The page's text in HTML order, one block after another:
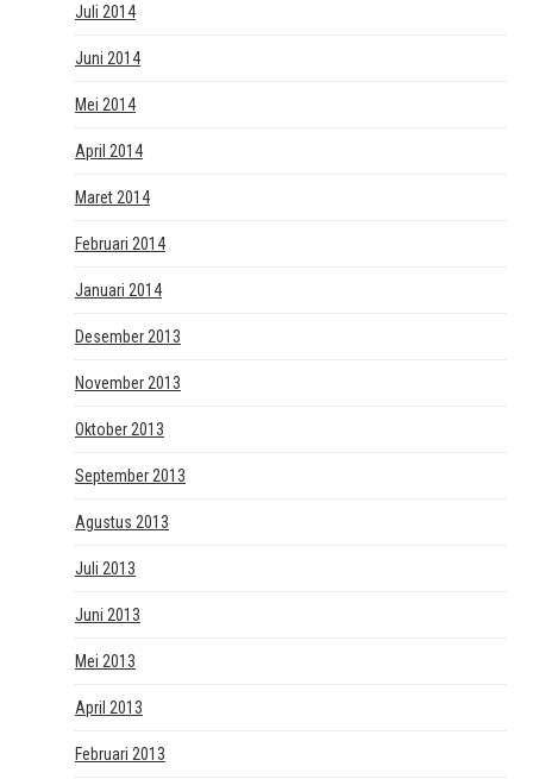
Juli 2014
Juni 2014
Mei 2014
April 2014
Maret 2014
Februari 2014
Januari 2014
Desember 2013
November 2013
Oktober 2013
September 2013
Agustus 2013
Juli 2013
Juni 2013
Mei 2013
April 2013
Februari 2013